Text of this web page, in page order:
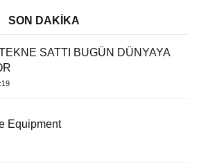
SON DAKİKA
SATTI BUGÜN DÜNYAYA
Equipment